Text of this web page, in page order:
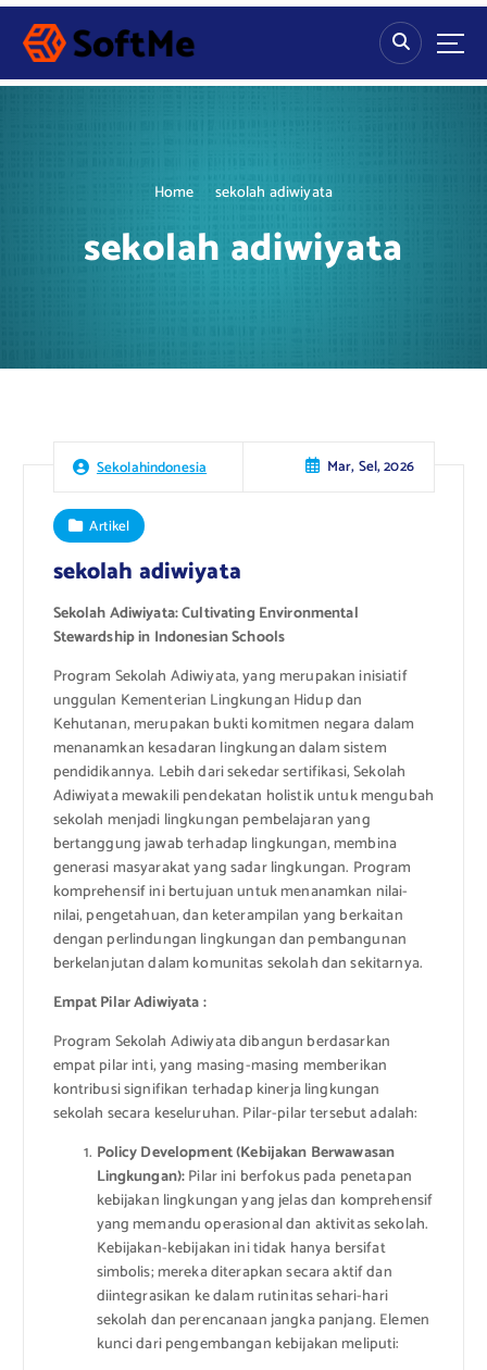
S
p
Home sekolah adiwiyata
sekolah adiwiyata
Sekolahindonesia Mar, Sel, 2026
Artikel
sekolah adiwiyata
Sekolah Adiwiyata: Cultivating Environmental
Stewardship in Indonesian Schools
Program Sekolah Adiwiyata, yang merupakan inisiatif
unggulan Kementerian Lingkungan Hidup dan
Kehutanan, merupakan bukti komitmen negara dalam
menanamkan kesadaran lingkungan dalam sistem
pendidikannya. Lebih dari sekedar sertifikasi, Sekolah
Adiwiyata mewakili pendekatan holistik untuk mengubah
sekolah menjadi lingkungan pembelajaran yang
bertanggung jawab terhadap lingkungan, membina
generasi masyarakat yang sadar lingkungan. Program
komprehensif ini bertujuan untuk menanamkan nilai-
nilai, pengetahuan, dan keterampilan yang berkaitan
dengan perlindungan lingkungan dan pembangunan
berkelanjutan dalam komunitas sekolah dan sekitarnya.
Empat Pilar Adiwiyata :
Program Sekolah Adiwiyata dibangun berdasarkan
empat pilar inti, yang masing-masing memberikan
kontribusi signifikan terhadap kinerja lingkungan
sekolah secara keseluruhan. Pilar-pilar tersebut adalah:
Policy Development (Kebijakan Berwawasan
Lingkungan):Pilar ini berfokus pada penetapan
kebijakan lingkungan yang jelas dan komprehensif
yang memandu operasional dan aktivitas sekolah.
Kebijakan-kebijakan ini tidak hanya bersifat
simbolis; mereka diterapkan secara aktif dan
diintegrasikan ke dalam rutinitas sehari-hari
sekolah dan perencanaan jangka panjang. Elemen
kunci dari pengembangan kebijakan meliputi: